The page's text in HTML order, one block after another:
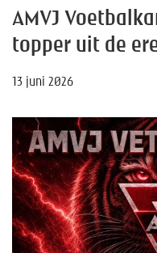
AMVJ
topper uit de
13 juni 2026